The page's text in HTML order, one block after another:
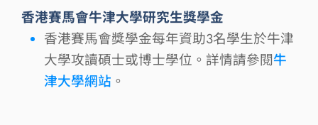
香港賽馬會牛津大學研究生獎學金
香港賽馬會獎學金每年資助3名學生於牛津
大學攻讀碩士或博士學位。詳情請參閱牛
津大學網站 。